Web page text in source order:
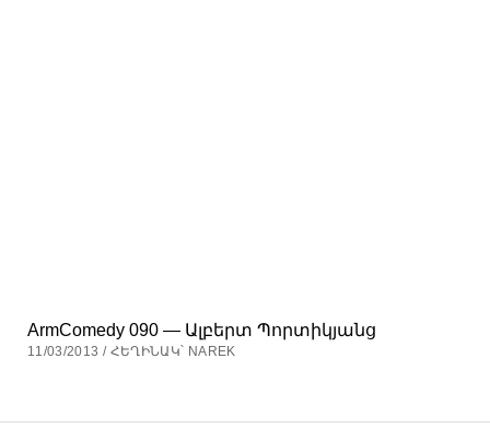
ArmComedy 090 — Ալբերտ Պորտիկյանց
11/03/2013 / ՀԵՂԻՆԱԿ՝ NAREK